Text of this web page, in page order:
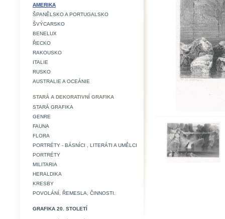
AMERIKA
ŠPANĚLSKO A PORTUGALSKO
ŠVÝCARSKO
BENELUX
ŘECKO
RAKOUSKO
ITALIE
RUSKO
AUSTRALIE A OCEÁNIE
STARÁ A DEKORATIVNÍ GRAFIKA
STARÁ GRAFIKA
GENRE
FAUNA
FLORA
PORTRÉTY - BÁSNÍCI , LITERÁTI A UMĚLCI
PORTRÉTY
MILITARIA
HERALDIKA
KRESBY
POVOLÁNÍ, ŘEMESLA, ČINNOSTI.
GRAFIKA 20. STOLETÍ